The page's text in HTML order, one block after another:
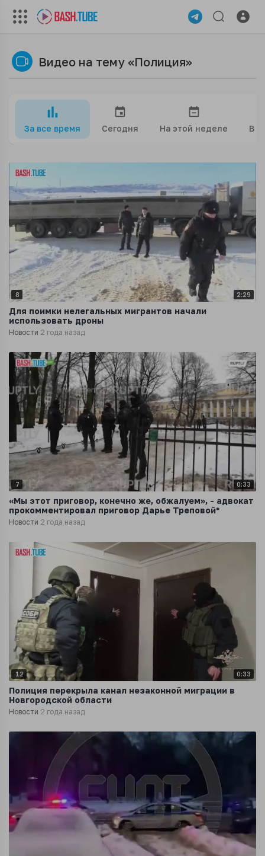
Видео на тему «Полиция»
За все время Сегодня На этой неделе В
8 2:29
Для поимки нелегальных мигрантов начали
использовать дроны
Новости 2 года назад
7 0:33
«Мы этот приговор, конечно же, обжалуем», - адвокат
прокомментировал приговор Дарье Треповой*
Новости 2 года назад
12 0:33
Полиция перекрыла канал незаконной миграции в
Новгородской области
Новости 2 года назад